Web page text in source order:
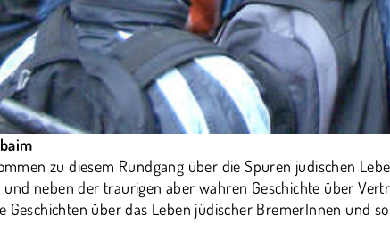
zu diesem Rundgang über die Spuren jüdischen
neben der traurigen aber wahren Geschichte über
Geschichten über das Leben jüdischer BremerInnen und